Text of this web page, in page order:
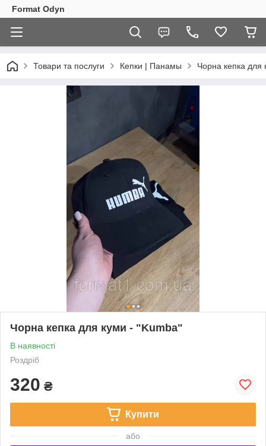
Format Odyn
Товари та послуги Кепки | Панамы Чорна кепка для
Чорна кепка для куми - "Kumba"
В наявності
Роздріб
320 ₴
Купити
або